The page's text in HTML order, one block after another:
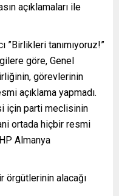
açıklamaları ile
”Birlikleri tanımıyoruz!”
göre, Genel
görevlerinin
açıklama yapmadı.
için parti meclisinin
ortada hiçbir resmi
Almanya
örgütlerinin alacağı